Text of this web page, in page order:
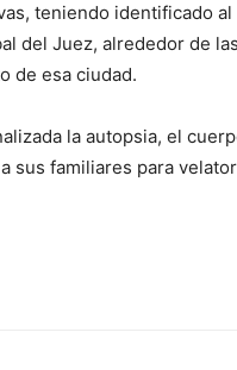
teniendo identificado
del Juez, alrededor de
de esa ciudad.
la autopsia, el
sus familiares para